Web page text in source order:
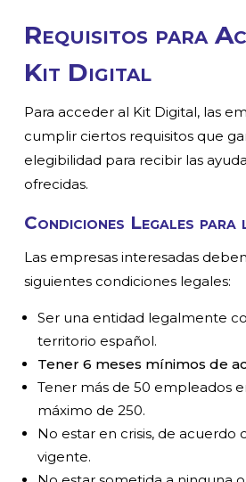
Requisitos para
Kit Digital
Para acceder al Kit Digital, las
cumplir ciertos requisitos que
elegibilidad para recibir las
ofrecidas.
Condiciones Legales
Las empresas interesadas
siguientes condiciones legales:
Ser una entidad legalmente
territorio español.
Tener 6 meses mínimos de
Tener más de 50 empleados
máximo de 250.
No estar en crisis, de acuerdo
vigente.